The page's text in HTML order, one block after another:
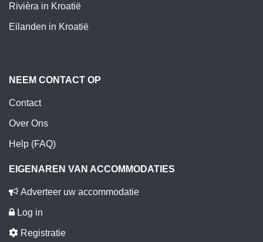
Rivièra in Kroatië
Eilanden in Kroatië
NEEM CONTACT OP
Contact
Over Ons
Help (FAQ)
EIGENAREN VAN ACCOMMODATIES
Adverteer uw accommodatie
Log in
Registratie